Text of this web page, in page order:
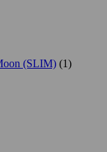
(SLIM) (1)